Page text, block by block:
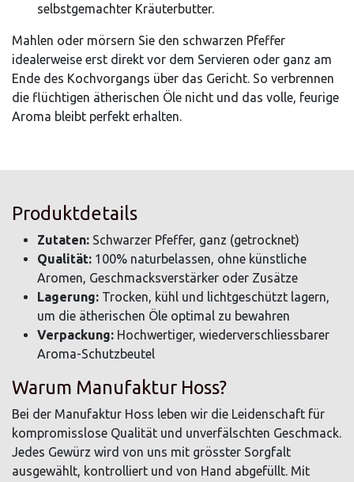
selbstgemachter Kräuterbutter.
Mahlen oder mörsern Sie den schwarzen Pfeffer
idealerweise erst direkt vor dem Servieren oder ganz am
Ende des Kochvorgangs über das Gericht. So verbrennen
die flüchtigen ätherischen Öle nicht und das volle, feurige
Aroma bleibt perfekt erhalten.
Produktdetails
Zutaten: Schwarzer Pfeffer, ganz (getrocknet)
Qualität: 100% naturbelassen, ohne künstliche
Aromen, Geschmacksverstärker oder Zusätze
Lagerung: Trocken, kühl und lichtgeschützt lagern,
um die ätherischen Öle optimal zu bewahren
Verpackung: Hochwertiger, wiederverschliessbarer
Aroma-Schutzbeutel
Warum Manufaktur Hoss?
Bei der Manufaktur Hoss leben wir die Leidenschaft für
kompromisslose Qualität und unverfälschten Geschmack.
Jedes Gewürz wird von uns mit grösster Sorgfalt
ausgewählt, kontrolliert und von Hand abgefüllt. Mit